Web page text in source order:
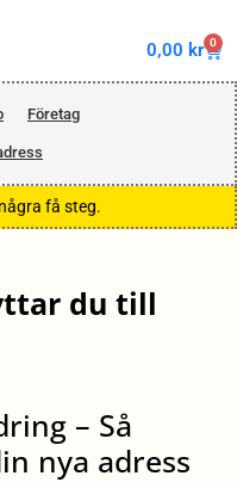
0,00 kr 0
Företag
få steg.
du till
– Så
nya adress